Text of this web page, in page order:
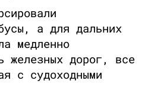
а для дальних
медленно
железных дорог, все
с судоходными